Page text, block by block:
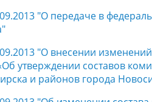
"О передаче в
"О внесении
утверждении составов
и районов города